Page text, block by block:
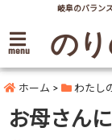
岐阜のバラン
menu の
ホーム > わたし
お母さん